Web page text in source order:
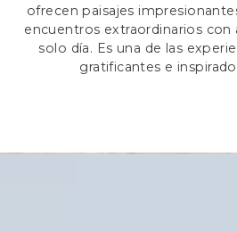
ofrecen paisajes
encuentros extraordinarios con
solo día. Es una de las
gratificantes e